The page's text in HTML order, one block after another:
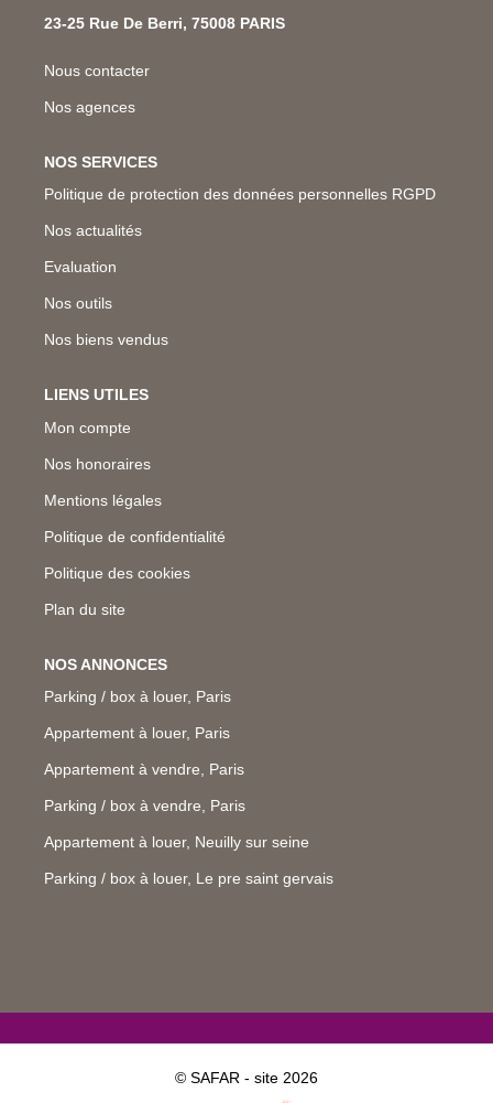
23-25 Rue De Berri, 75008 PARIS
Nous contacter
Nos agences
NOS SERVICES
Politique de protection des données personnelles RGPD
Nos actualités
Evaluation
Nos outils
Nos biens vendus
LIENS UTILES
Mon compte
Nos honoraires
Mentions légales
Politique de confidentialité
Politique des cookies
Plan du site
NOS ANNONCES
Parking / box à louer, Paris
Appartement à louer, Paris
Appartement à vendre, Paris
Parking / box à vendre, Paris
Appartement à louer, Neuilly sur seine
Parking / box à louer, Le pre saint gervais
© SAFAR - site 2026